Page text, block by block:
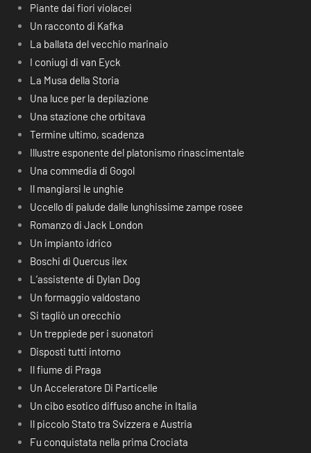
Piante dai fiori violacei
Un racconto di Kafka
La ballata del vecchio marinaio
I coniugi di van Eyck
La Musa della Storia
Una luce per la depilazione
Una stazione che orbitava
Termine ultimo, scadenza
Illustre esponente del platonismo rinascimentale
Una commedia di Gogol
Il mangiarsi le unghie
Uccello di palude dalle lunghissime zampe rosee
Romanzo di Jack London
Un impianto idrico
Boschi di Quercus ilex
L’assistente di Dylan Dog
Un formaggio valdostano
Si tagliò un orecchio
Un treppiede per i suonatori
Disposti tutti intorno
Il fiume di Praga
Un Acceleratore Di Particelle
Un cibo esotico diffuso anche in Italia
Il piccolo Stato tra Svizzera e Austria
Fu conquistata nella prima Crociata